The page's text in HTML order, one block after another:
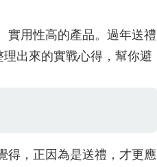
實用性高的產品。過年送禮
出來的實戰心得，幫你避
得，正因為是送禮，才更應